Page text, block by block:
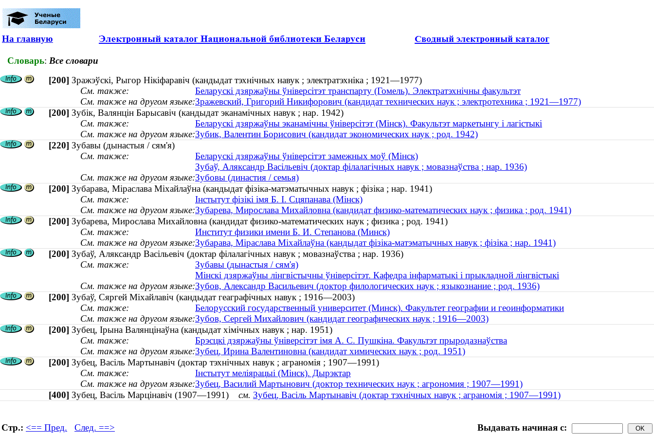
На главную
Словарь: Все словари
[200] Зражэўскі, Рыгор Нікіфаравіч (кандыдат тэхнічных навук ; электратэхніка ; 1921—1977)
См. также:
Беларускі дзяржаўны ўніверсітэт транспарту (Гомель). Электратэхнічны факультэт
См. также на другом языке:Зражевский, Григорий Никифорович (кандидат технических наук ; электротехника ; 1921—1977)
[200] Зубік, Валянцін Барысавіч (кандыдат эканамічных навук ; нар. 1942)
См. также:
Беларускі дзяржаўны эканамічны ўніверсітэт (Мінск). Факультэт маркетынгу і лагістыкі
См. также на другом языке:Зубик, Валентин Борисович (кандидат экономических наук ; род. 1942)
[220] Зубавы (дынастыя / сям'я)
См. также:
Беларускі дзяржаўны ўніверсітэт замежных моў (Мінск)
Зубаў, Аляксандр Васільевіч (доктар філалагічных навук ; мовазнаўства ; нар. 1936)
См. также на другом языке:Зубовы (династия / семья)
[200] Зубарава, Міраслава Міхайлаўна (кандыдат фізіка-матэматычных навук ; фізіка ; нар. 1941)
См. также:
Інстытут фізікі імя Б. І. Сцяпанава (Мінск)
См. также на другом языке:Зубарева, Мирослава Михайловна (кандидат физико-математических наук ; физика ; род. 1941)
[200] Зубарева, Мирослава Михайловна (кандидат физико-математических наук ; физика ; род. 1941)
См. также:
Институт физики имени Б. И. Степанова (Минск)
См. также на другом языке:Зубарава, Міраслава Міхайлаўна (кандыдат фізіка-матэматычных навук ; фізіка ; нар. 1941)
[200] Зубаў, Аляксандр Васільевіч (доктар філалагічных навук ; мовазнаўства ; нар. 1936)
См. также:
Зубавы (дынастыя / сям'я)
Мінскі дзяржаўны лінгвістычны ўніверсітэт. Кафедра інфарматыкі і прыкладной лінгвістыкі
См. также на другом языке:Зубов, Александр Васильевич (доктор филологических наук ; языкознание ; род. 1936)
[200] Зубаў, Сяргей Міхайлавіч (кандыдат геаграфічных навук ; 1916—2003)
См. также:
Белорусский государственный университет (Минск). Факультет географии и геоинформатики
См. также на другом языке:Зубов, Сергей Михайлович (кандидат географических наук ; 1916—2003)
[200] Зубец, Ірына Валянцінаўна (кандыдат хімічных навук ; нар. 1951)
См. также:
Брэсцкі дзяржаўны ўніверсітэт імя А. С. Пушкіна. Факультэт прыродазнаўства
См. также на другом языке:Зубец, Ирина Валентиновна (кандидат химических наук ; род. 1951)
[200] Зубец, Васіль Мартынавіч (доктар тэхнічных навук ; аграномія ; 1907—1991)
См. также:
Інстытут меліярацыі (Мінск). Дырэктар
См. также на другом языке:Зубец, Василий Мартынович (доктор технических наук ; агрономия ; 1907—1991)
[400] Зубец, Васіль Марцінавіч (1907—1991) см. Зубец, Васіль Мартынавіч (доктар тэхнічных навук ; аграномія ; 1907—1991)
Стр.: <== Пред. След. ==> Выдавать начиная с: